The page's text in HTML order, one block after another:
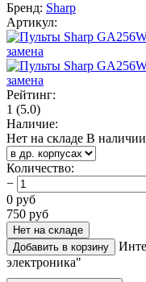
Бренд: Sharp
Артикул:
Рейтинг:
1 (5.0)
Наличие:
Нет на складе В наличии
Количество:
−
0 руб
750 руб
Нет на складе
Добавить в корзину
электроника"